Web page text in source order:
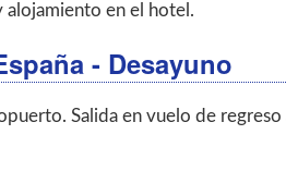
alojamiento en el hotel.
- Desayuno
Salida en vuelo de